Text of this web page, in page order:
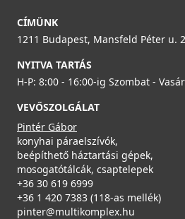
CÍMÜNK
1211 Budapest, Mansfeld Péter u.
NYITVA TARTÁS
H-P: 8:00 - 16:00-ig Szombat -
VEVŐSZOLGÁLAT
Pintér Gábor
konyhai páraelszívók,
beépíthető háztartási gépek,
mosogatótálcák, csaptelepek
+36 30 619 6999
+36 1 420 7383 (118-as mellék)
pinter@multikomplex.hu